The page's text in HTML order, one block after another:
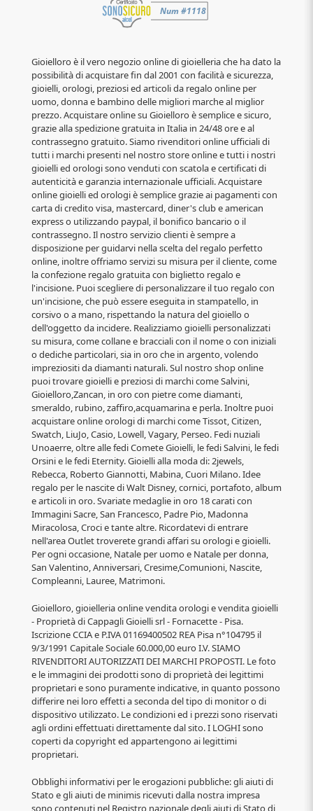
Gioielloro è il vero negozio online di gioielleria che ha dato la
possibilità di acquistare fin dal 2001 con facilità e sicurezza,
gioielli, orologi, preziosi ed articoli da regalo online per
uomo, donna e bambino delle migliori marche al miglior
prezzo. Acquistare online su Gioielloro è semplice e sicuro,
grazie alla spedizione gratuita in Italia in 24/48 ore e al
contrassegno gratuito. Siamo rivenditori online ufficiali di
tutti i marchi presenti nel nostro store online e tutti i nostri
gioielli ed orologi sono venduti con scatola e certificati di
autenticità e garanzia internazionale ufficiali. Acquistare
online gioielli ed orologi è semplice grazie ai pagamenti con
carta di credito visa, mastercard, diner's club e american
express o utilizzando paypal, il bonifico bancario o il
contrassegno. Il nostro servizio clienti è sempre a
disposizione per guidarvi nella scelta del regalo perfetto
online, inoltre offriamo servizi su misura per il cliente, come
la confezione regalo gratuita con biglietto regalo e
l'incisione. Puoi scegliere di personalizzare il tuo regalo con
un'incisione, che può essere eseguita in stampatello, in
corsivo o a mano, rispettando la natura del gioiello o
dell'oggetto da incidere. Realizziamo gioielli personalizzati
su misura, come collane e bracciali con il nome o con iniziali
o dediche particolari, sia in oro che in argento, volendo
impreziositi da diamanti naturali. Sul nostro shop online
puoi trovare gioielli e preziosi di marchi come Salvini,
Gioielloro,Zancan, in oro con pietre come diamanti,
smeraldo, rubino, zaffiro,acquamarina e perla. Inoltre puoi
acquistare online orologi di marchi come Tissot, Citizen,
Swatch, LiuJo, Casio, Lowell, Vagary, Perseo. Fedi nuziali
Unoaerre, oltre alle fedi Comete Gioielli, le fedi Salvini, le fedi
Orsini e le fedi Eternity. Gioielli alla moda di: 2jewels,
Rebecca, Roberto Giannotti, Mabina, Cuori Milano. Idee
regalo per le nascite di Walt Disney, cornici, portafoto, album
e articoli in oro. Svariate medaglie in oro 18 carati con
Immagini Sacre, San Francesco, Padre Pio, Madonna
Miracolosa, Croci e tante altre. Ricordatevi di entrare
nell'area Outlet troverete grandi affari su orologi e gioielli.
Per ogni occasione, Natale per uomo e Natale per donna,
San Valentino, Anniversari, Cresime,Comunioni, Nascite,
Compleanni, Lauree, Matrimoni.
Gioielloro, gioielleria online vendita orologi e vendita gioielli
- Proprietà di Cappagli Gioielli srl - Fornacette - Pisa.
Iscrizione CCIA e P.IVA 01169400502 REA Pisa n°104795 il
9/3/1991 Capitale Sociale 60.000,00 euro I.V. SIAMO
RIVENDITORI AUTORIZZATI DEI MARCHI PROPOSTI. Le foto
e le immagini dei prodotti sono di proprietà dei legittimi
proprietari e sono puramente indicative, in quanto possono
differire nei loro effetti a seconda del tipo di monitor o di
dispositivo utilizzato. Le condizioni ed i prezzi sono riservati
agli ordini effettuati direttamente dal sito. I LOGHI sono
coperti da copyright ed appartengono ai legittimi
proprietari.
Obblighi informativi per le erogazioni pubbliche: gli aiuti di
Stato e gli aiuti de minimis ricevuti dalla nostra impresa
sono contenuti nel Registro nazionale degli aiuti di Stato di